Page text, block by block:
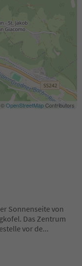
©OpenStreetMapContributors
Sonnenseite von
Das Zentrum
vor de...